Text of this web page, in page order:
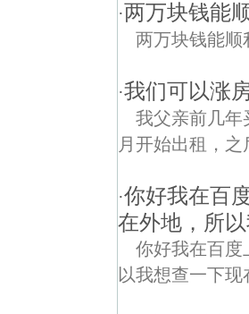
·两万块钱能
两万块钱能顺
·我们可以涨
我父亲前几年
月开始出租，
·你好我在百
在外地，所
你好我在百度
以我想查一下